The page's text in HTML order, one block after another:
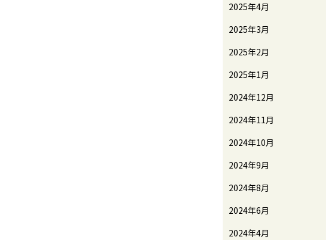
2025年4月
2025年3月
2025年2月
2025年1月
2024年12月
2024年11月
2024年10月
2024年9月
2024年8月
2024年6月
2024年4月